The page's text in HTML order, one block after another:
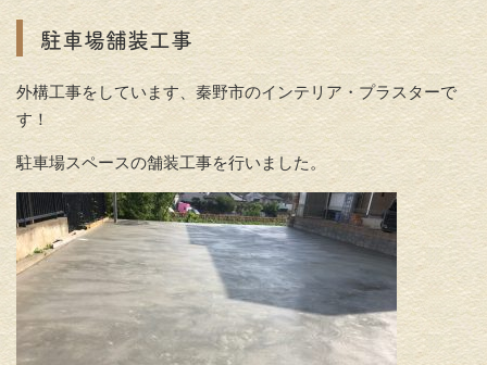
駐車場舗装工事
外構工事をしています、秦野市のインテリア・プラスターで
す！
駐車場スペースの舗装工事を行いました。